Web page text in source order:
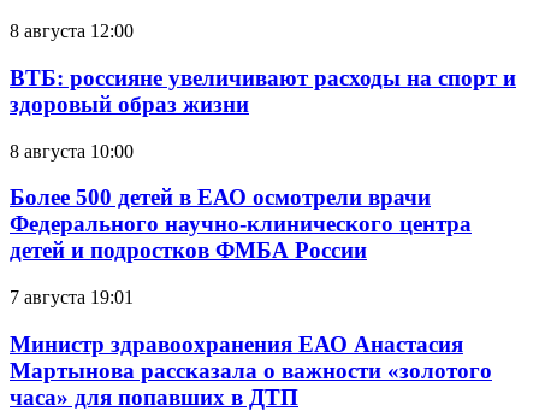
8 августа 12:00
ВТБ: россияне увеличивают расходы на спорт и
здоровый образ жизни
8 августа 10:00
Более 500 детей в ЕАО осмотрели врачи
Федерального научно-клинического центра
детей и подростков ФМБА России
7 августа 19:01
Министр здравоохранения ЕАО Анастасия
Мартынова рассказала о важности «золотого
часа» для попавших в ДТП